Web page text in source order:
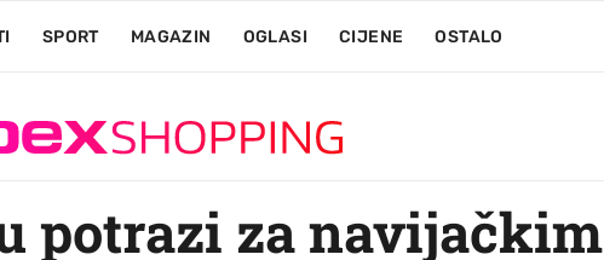
SPORT MAGAZIN OGLASI CIJENE OSTALO
potrazi za navijačkim